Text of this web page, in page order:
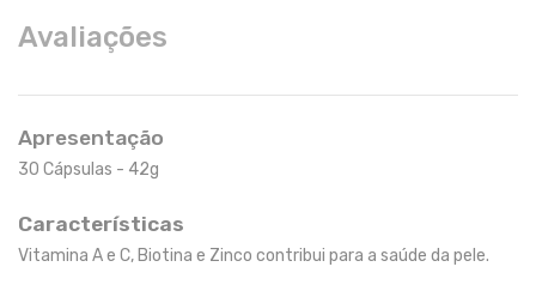
Avaliações
Apresentação
30 Cápsulas - 42g
Características
Vitamina A e C, Biotina e Zinco contribui para a saúde da pele.